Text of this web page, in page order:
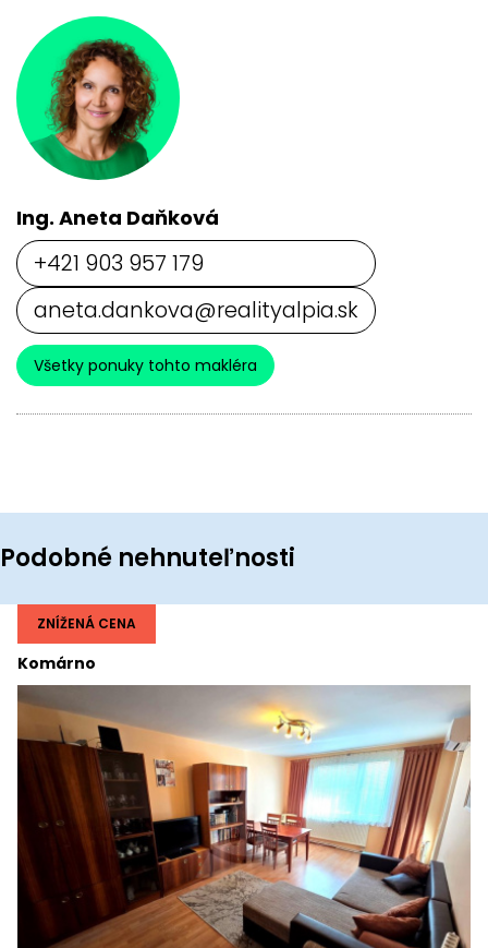
Ing. Aneta Daňková
+421 903 957 179
aneta.dankova@realityalpia.sk
Všetky ponuky tohto makléra
Podobné nehnuteľnosti
Komárno
ZNÍŽENÁ CENA